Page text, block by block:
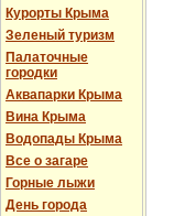
Курорты Крыма
Зеленый туризм
Палаточные
городки
Аквапарки Крыма
Вина Крыма
Водопады Крыма
Все о загаре
Горные лыжи
День города